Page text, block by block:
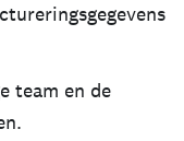
team en de